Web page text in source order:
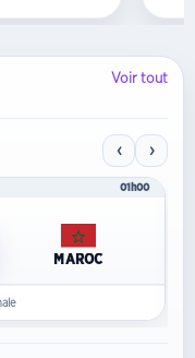
Voir tout
‹ ›
01h00
MAROC